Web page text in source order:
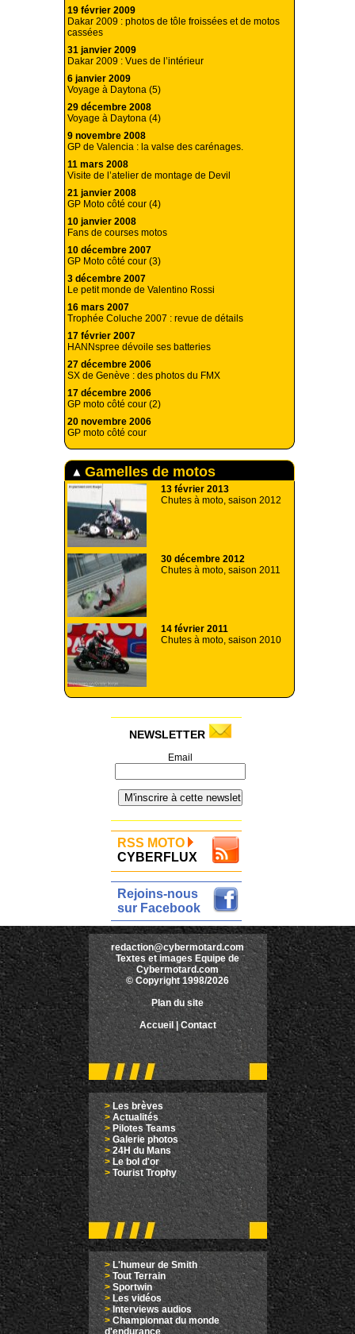
19 février 2009
Dakar 2009 : photos de tôle froissées et de motos
cassées
31 janvier 2009
Dakar 2009 : Vues de l’intérieur
6 janvier 2009
Voyage à Daytona (5)
29 décembre 2008
Voyage à Daytona (4)
9 novembre 2008
GP de Valencia : la valse des carénages.
11 mars 2008
Visite de l’atelier de montage de Devil
21 janvier 2008
GP Moto côté cour (4)
10 janvier 2008
Fans de courses motos
10 décembre 2007
GP Moto côté cour (3)
3 décembre 2007
Le petit monde de Valentino Rossi
16 mars 2007
Trophée Coluche 2007 : revue de détails
17 février 2007
HANNspree dévoile ses batteries
27 décembre 2006
SX de Genève : des photos du FMX
17 décembre 2006
GP moto côté cour (2)
20 novembre 2006
GP moto côté cour
Gamelles de motos
13 février 2013
Chutes à moto, saison 2012
30 décembre 2012
Chutes à moto, saison 2011
14 février 2011
Chutes à moto, saison 2010
NEWSLETTER
Email
RSS MOTO
CYBERFLUX
Rejoins-nous
sur Facebook
redaction@cybermotard.com
Textes et images Equipe de
Cybermotard.com
© Copyright 1998/2026
Plan du site
Accueil |Contact
>Les brèves
> Actualités
> Pilotes Teams
>Galerie photos
>24H du Mans
>Le bol d'or
> Tourist Trophy
>L'humeur de Smith
> Tout Terrain
> Sportwin
> Les vidéos
> Interviews audios
>Championnat du monde
d'endurance